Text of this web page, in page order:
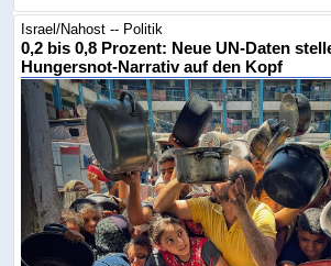
Israel/Nahost -- Politik
0,2 bis 0,8 Prozent: Neue UN-Daten
Hungersnot-Narrativ auf den Kopf